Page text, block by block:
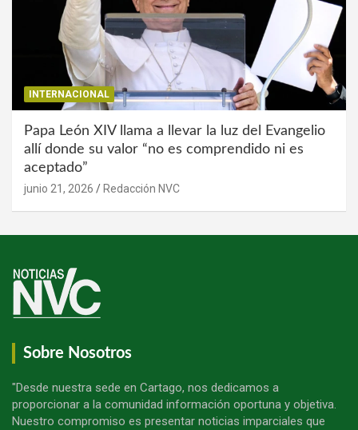
INTERNACIONAL
Papa León XIV llama a llevar la luz del Evangelio
allí donde su valor “no es comprendido ni es
aceptado”
junio 21, 2026 Redacción NVC
Sobre Nosotros
"Desde nuestra sede en Cartago, nos dedicamos a
proporcionar a la comunidad información oportuna y objetiva.
Nuestro compromiso es presentar noticias imparciales que